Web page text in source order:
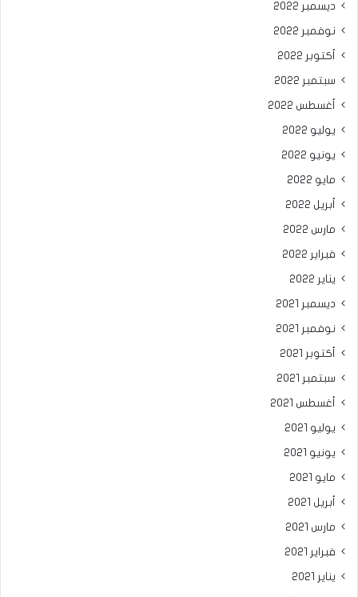
ديسمبر 2022
نوفمبر 2022
أكتوبر 2022
سبتمبر 2022
أغسطس 2022
يوليو 2022
يونيو 2022
مايو 2022
أبريل 2022
مارس 2022
فبراير 2022
يناير 2022
ديسمبر 2021
نوفمبر 2021
أكتوبر 2021
سبتمبر 2021
أغسطس 2021
يوليو 2021
يونيو 2021
مايو 2021
أبريل 2021
مارس 2021
فبراير 2021
يناير 2021